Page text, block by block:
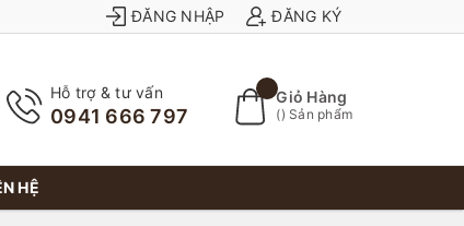
ĐĂNG NHẬP ĐĂNG KÝ
Hỗ trợ & tư vấn
0941 666 797
Giỏ Hàng
() Sản phẩm
HỆ